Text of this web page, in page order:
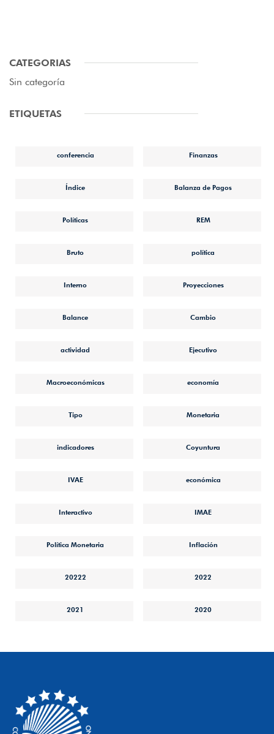
CATEGORIAS
Sin categoría
ETIQUETAS
conferencia Finanzas
Índice Balanza de Pagos
Políticas REM
Bruto política
Interno Proyecciones
Balance Cambio
actividad Ejecutivo
Macroeconómicas economía
Tipo Monetaria
indicadores Coyuntura
IVAE económica
Interactivo IMAE
Política Monetaria Inflación
20222 2022
2021 2020